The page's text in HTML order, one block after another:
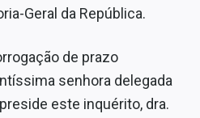
Geral da República.
de prazo
senhora delegada
este inquérito, dra.